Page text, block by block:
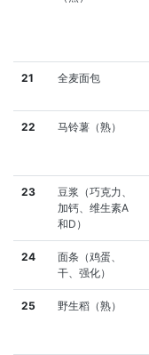
21 全麦面包
22 马铃薯（熟）
23
豆浆（巧克力、
加钙、维生素A
和D）
24
面条（鸡蛋、
干、强化）
25 野生稻（熟）